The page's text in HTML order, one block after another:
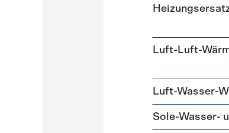
Luft-Luft-
Luft-Wasser-
Sole-Wasser-